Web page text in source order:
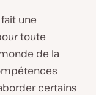
une
toute
de la
certains